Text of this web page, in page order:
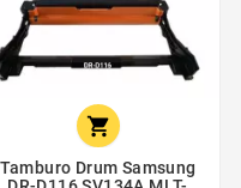

Tamburo Drum Samsung